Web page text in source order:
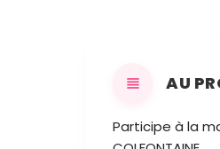
AU
Participe à la